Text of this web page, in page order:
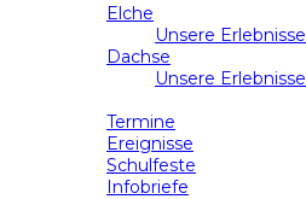
Elche
Unsere Erlebnisse
Dachse
Unsere Erlebnisse
Termine
Ereignisse
Schulfeste
Infobriefe